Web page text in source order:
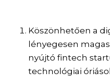
Köszönhetően a
lényegesen
nyújtó fintech
technológiai